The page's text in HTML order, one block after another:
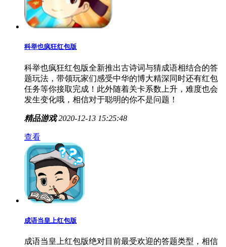
科举也疯狂红包版
科举也疯狂红包版全新推出古诗词与猜成语相结合的答
题玩法，带领玩家们感受中华的博大精深同时还有红包
任务等你接取完成！此外随着关卡系数上升，难度也会
发生变化哦，相信对于聪明的你不是问题！
精品游戏 2020-12-13 15:25:48
查看
成语当皇上红包版
成语当皇上红包版绝对目前最受欢迎的答题类型，相信